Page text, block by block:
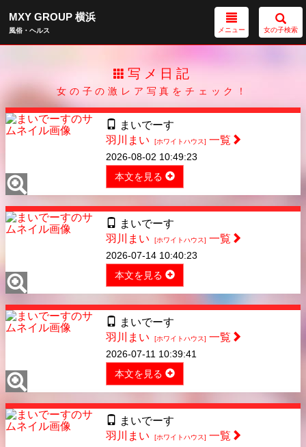
女の子検索
メニュー
MXY GROUP 横浜
風俗・ヘルス
写メ日記
女の子の激レア写真をチェック！
まいでーす
羽川まい
[ホワイトハウス] 一覧
2026-08-02 10:49:23
本文を見る
まいでーす
羽川まい
[ホワイトハウス] 一覧
2026-07-14 10:40:23
本文を見る
まいでーす
羽川まい
[ホワイトハウス] 一覧
2026-07-11 10:39:41
本文を見る
まいでーす
羽川まい
[ホワイトハウス] 一覧